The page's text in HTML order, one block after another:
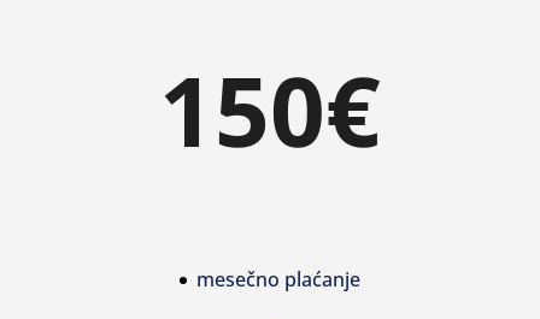
150€
mesečno plaćanje